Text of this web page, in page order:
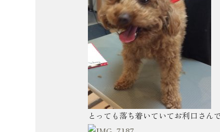
とっても落ち着いていてお利口さん